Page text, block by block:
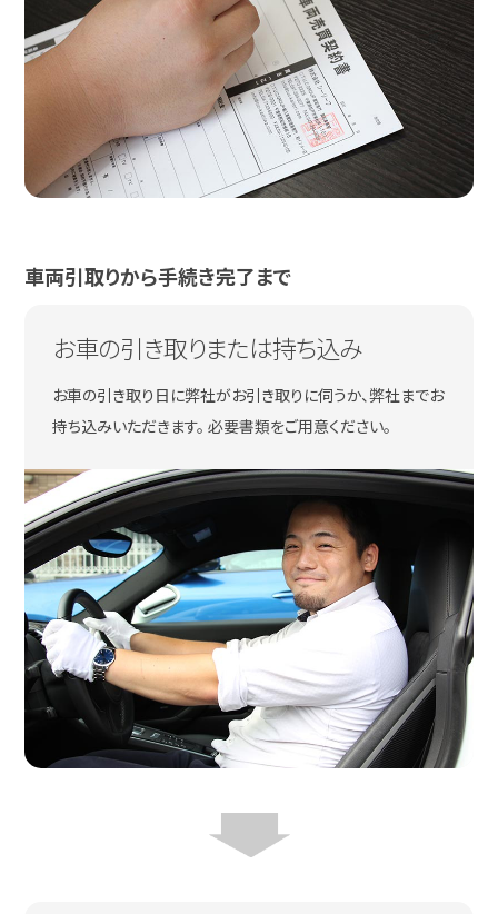
車両引取りから手続き完了まで
お車の引き取りまたは持ち込み
お車の引き取り日に弊社がお引き取りに伺うか、弊社までお
持ち込みいただきます。 必要書類をご用意ください。